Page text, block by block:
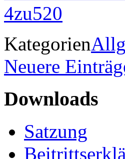
Kategorien
Neuere
Downloads
Satzung